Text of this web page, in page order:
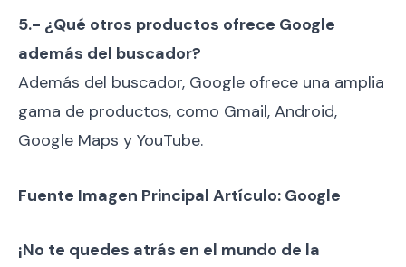
5.- ¿Qué otros productos ofrece Google
además del buscador?
Además del buscador, Google ofrece una amplia
gama de productos, como Gmail, Android,
Google Maps y YouTube.
Fuente Imagen Principal Artículo: Google
¡No te quedes atrás en el mundo de la